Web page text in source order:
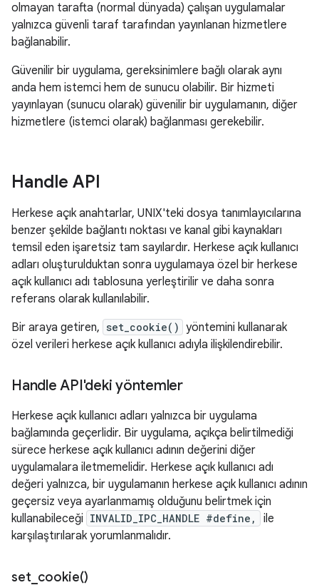
olmayan tarafta (normal dünyada) çalışan uygulamalar
yalnızca güvenli taraf tarafından yayınlanan hizmetlere
bağlanabilir.
Güvenilir bir uygulama, gereksinimlere bağlı olarak aynı
anda hem istemci hem de sunucu olabilir. Bir hizmeti
yayınlayan (sunucu olarak) güvenilir bir uygulamanın, diğer
hizmetlere (istemci olarak) bağlanması gerekebilir.
Handle API
Herkese açık anahtarlar, UNIX'teki dosya tanımlayıcılarına
benzer şekilde bağlantı noktası ve kanal gibi kaynakları
temsil eden işaretsiz tam sayılardır. Herkese açık kullanıcı
adları oluşturulduktan sonra uygulamaya özel bir herkese
açık kullanıcı adı tablosuna yerleştirilir ve daha sonra
referans olarak kullanılabilir.
Bir araya getiren, set_cookie() yöntemini kullanarak
özel verileri herkese açık kullanıcı adıyla ilişkilendirebilir.
Handle API'deki yöntemler
Herkese açık kullanıcı adları yalnızca bir uygulama
bağlamında geçerlidir. Bir uygulama, açıkça belirtilmediği
sürece herkese açık kullanıcı adının değerini diğer
uygulamalara iletmemelidir. Herkese açık kullanıcı adı
değeri yalnızca, bir uygulamanın herkese açık kullanıcı adının
geçersiz veya ayarlanmamış olduğunu belirtmek için
kullanabileceği INVALID_IPC_HANDLE #define,
ile
karşılaştırılarak yorumlanmalıdır.
set_cookie()